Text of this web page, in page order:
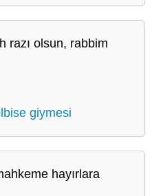
razı olsun, rabbim
giymesi
hayırlara